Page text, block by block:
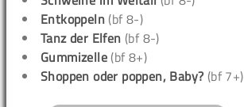
Entkoppeln (bf 8-)
Tanz der Elfen (bf 8-)
Gummizelle (bf 8+)
Shoppen oder poppen, Baby? (bf 7+)